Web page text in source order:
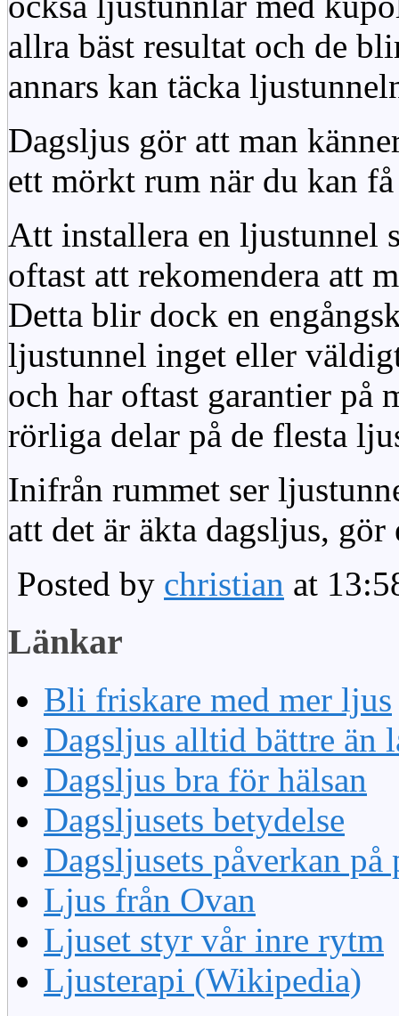
allra bäst resultat och de
annars kan täcka
Dagsljus gör att man
ett mörkt rum när du kan
Att installera en ljustunnel
oftast att rekomendera att
Detta blir dock en
ljustunnel inget eller
och har oftast garantier på
rörliga delar på de flesta
Inifrån rummet ser
att det är äkta dagsljus,
Posted by christian at
Länkar
Bli friskare med mer ljus
Dagsljus alltid bättre än
Dagsljus bra för hälsan
Dagsljusets betydelse
Dagsljusets påverkan på
Ljus från Ovan
Ljuset styr vår inre rytm
Ljusterapi (Wikipedia)